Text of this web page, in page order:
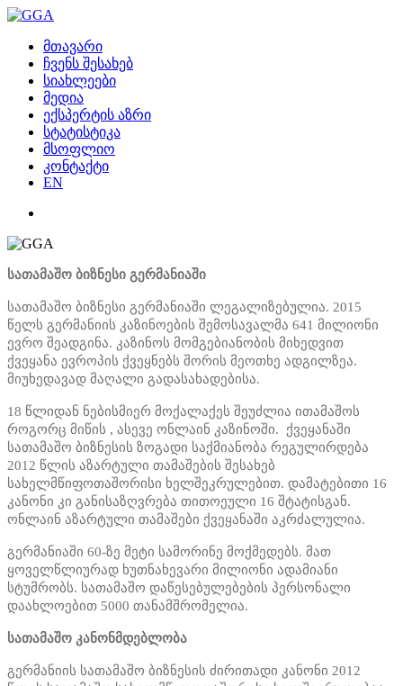
მთავარი
ჩვენს შესახებ
სიახლეები
მედია
ექსპერტის აზრი
სტატისტიკა
მსოფლიო
კონტაქტი
EN
სათამაშო ბიზნესი გერმანიაში
სათამაშო ბიზნესი გერმანიაში ლეგალიზებულია. 2015
წელს გერმანიის კაზინოების შემოსავალმა 641 მილიონი
ევრო შეადგინა. კაზინოს მომგებიანობის მიხედვით
ქვეყანა ევროპის ქვეყნებს შორის მეოთხე ადგილზეა.
მიუხედავად მაღალი გადასახადებისა.
18 წლიდან ნებისმიერ მოქალაქეს შეუძლია ითამაშოს
როგორც მიწის , ასევე ონლაინ კაზინოში. ქვეყანაში
სათამაშო ბიზნესის ზოგადი საქმიანობა რეგულირდება
2012 წლის აზარტული თამაშების შესახებ
სახელმწიფოთაშორისი ხელშეკრულებით. დამატებითი 16
კანონი კი განისაზღვრება თითოეული 16 შტატისგან.
ონლაინ აზარტული თამაშები ქვეყანაში აკრძალულია.
გერმანიაში 60-ზე მეტი სამორინე მოქმედებს. მათ
ყოველწლიურად ხუთნახევარი მილიონი ადამიანი
სტუმრობს. სათამაშო დაწესებულებების პერსონალი
დაახლოებით 5000 თანამშრომელია.
სათამაშო კანონმდებლობა
გერმანიის სათამაშო ბიზნესის ძირითადი კანონი 2012